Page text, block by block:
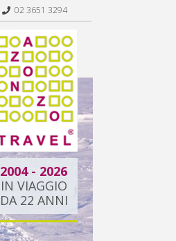
02 3651 3294
2004 - 2026
IN VIAGGIO
DA 22 ANNI